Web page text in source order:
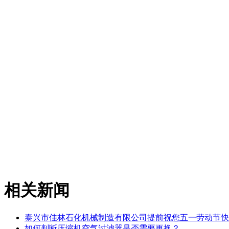
相关新闻
泰兴市佳林石化机械制造有限公司提前祝您五一劳动节